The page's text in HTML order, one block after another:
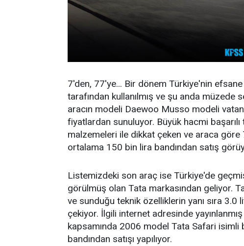
7'den, 77'ye... Bir dönem Türkiye'nin
tarafından kullanılmış ve şu anda müzede
aracın modeli Daewoo Musso modeli
fiyatlardan sunuluyor. Büyük hacmi
malzemeleri ile dikkat çeken ve araca
ortalama 150 bin lira bandından satış
Listemizdeki son araç ise Türkiye'de
görülmüş olan Tata markasından geliyor.
ve sunduğu teknik özelliklerin yanı sıra
çekiyor. İlgili internet adresinde
kapsamında 2006 model Tata Safari
bandından satışı yapılıyor.